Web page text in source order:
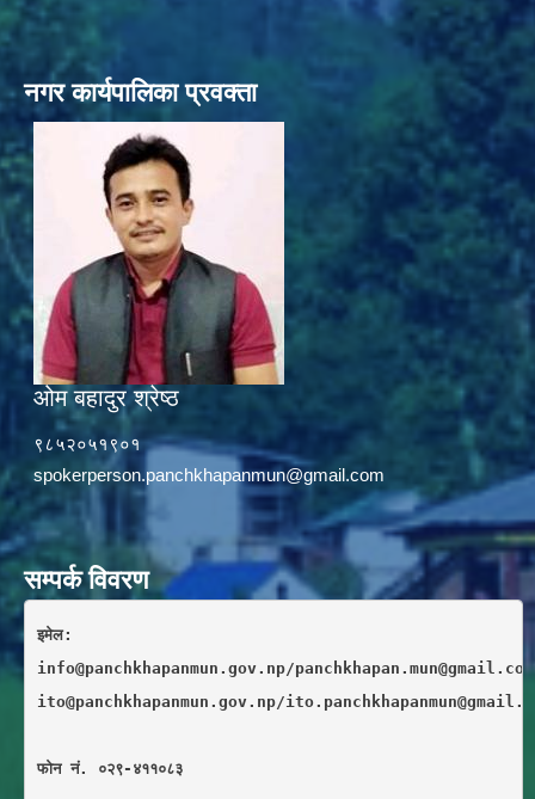
नगर कार्यपालिका प्रवक्ता
ओम बहादुर श्रेष्ठ
९८५२०५१९०१
spokerperson.panchkhapanmun@gmail.com
सम्पर्क विवरण
इमेल:
info@panchkhapanmun.gov.np/
ito@panchkhapanmun.gov.np/
फाेन नं. ०२९-४११०८३